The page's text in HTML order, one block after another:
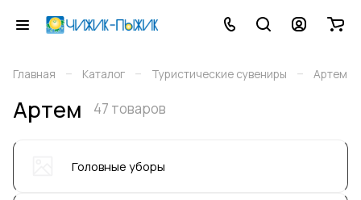
Главная – Каталог – Туристические сувениры – Артем
Артем 47 товаров
Головные уборы